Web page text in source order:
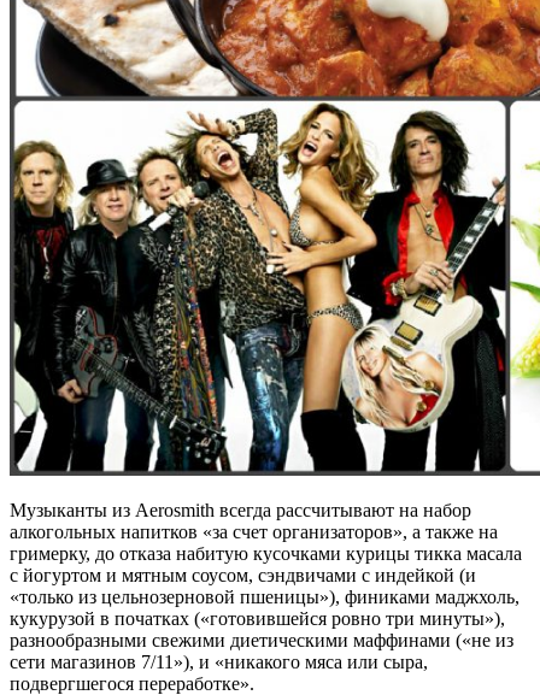
Музыканты из Aerosmith всегда рассчитывают на набор
алкогольных напитков «за счет организаторов», а также на
гримерку, до отказа набитую кусочками курицы тикка масала
с йогуртом и мятным соусом, сэндвичами с индейкой (и
«только из цельнозерновой пшеницы»), финиками маджхоль,
кукурузой в початках («готовившейся ровно три минуты»),
разнообразными свежими диетическими маффинами («не из
сети магазинов 7/11»), и «никакого мяса или сыра,
подвергшегося переработке».